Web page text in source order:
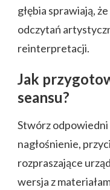
głębia sprawiają,
odczytań
reinterpretacji.
Jak
seansu?
Stwórz
nagłośnienie,
rozpraszające
wersja z